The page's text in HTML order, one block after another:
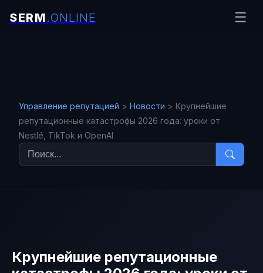
Управление репутацией
в
интернете
Новости
☰
Управление репутацией > Новости > Крупнейшие
репутационные катастрофы 2026 года: уроки от
Nestlé, TikTok и OpenAI
Крупнейшие репутационные